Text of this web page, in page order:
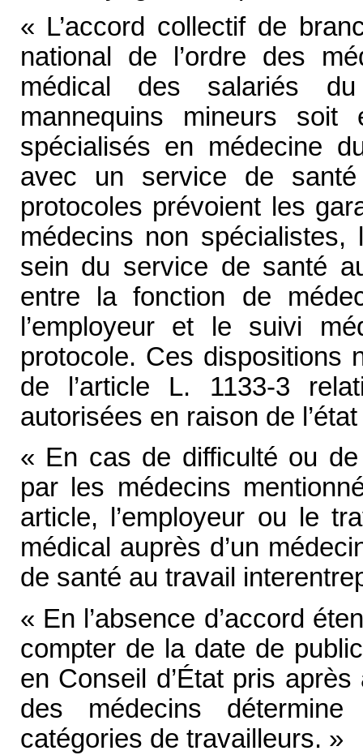
« L’accord collectif de
national de l’ordre des
médical des salariés
mannequins mineurs
spécialisés en médecine
avec un service de
protocoles prévoient les
médecins non
sein du service de santé
entre la fonction de
l’employeur et le suivi
protocole. Ces dispositions
de l’article L. 1133-3
autorisées en raison de
« En cas de difficulté ou
par les médecins
article, l’employeur ou le
médical auprès d’un
de santé au travail
« En l’absence d’accord
compter de la date de
en Conseil d’État pris
des médecins
catégories de travailleurs. »